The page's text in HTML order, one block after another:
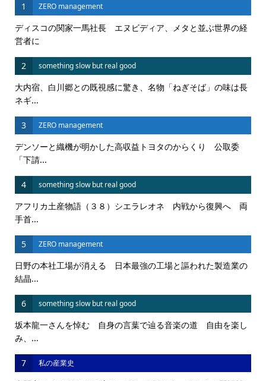
1 ZERO management
ディスコの関家一馬社長 エヌビディア、メタと並ぶ世界の経
営者に
2 something slow but real good
大内宿、白川郷との既視感に驚き、名物「ねぎそば」の味は長
ネギ...
3 ZERO management
デンソーと織機が明かした高収益トヨタのからくり 公取委
「下請...
4 something slow but real good
アフリカ土産物語（３８）シエラレオネ 内戦から復興へ 両
手首...
5 ZERO management
日野の本社工場が消える 日本最強の工場と謳われた製造業の
結晶...
6 something slow but real good
坂本龍一さんを悼む 自身の言葉で辿る音楽の道 自由を楽し
み、...
7 私の産業史